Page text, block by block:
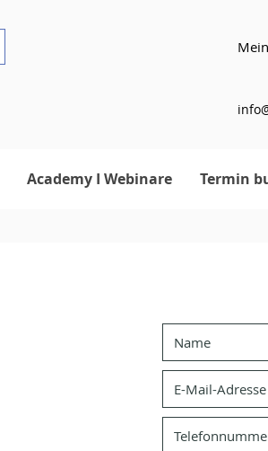
Academy I Webinare Termin